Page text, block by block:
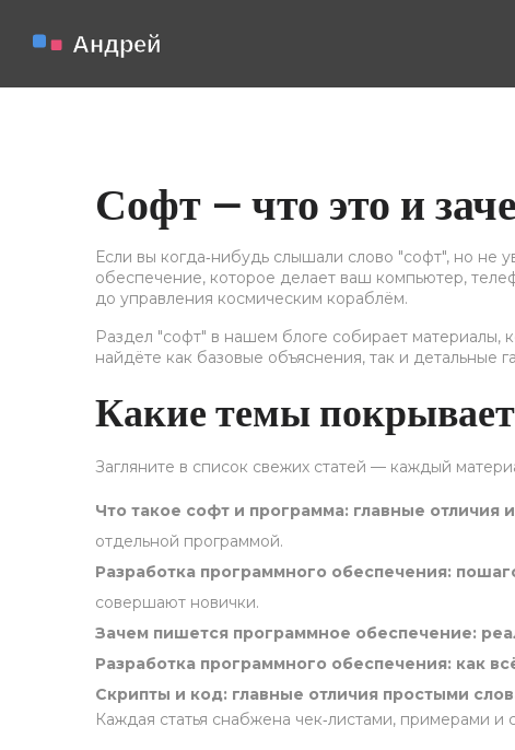
Софт — что это и
Если вы когда‑нибудь слышали слово "софт", но не
обеспечение, которое делает ваш компьютер,
до управления космическим кораблём.
Раздел "софт" в нашем блоге собирает материалы,
найдёте как базовые объяснения, так и детальные
Какие темы покрывает
Загляните в список свежих статей — каждый
Что такое софт и программа: главные отличия
отдельной программой.
Разработка программного обеспечения:
совершают новички.
Зачем пишется программное обеспечение:
Разработка программного обеспечения: как
Скрипты и код: главные отличия простыми
Каждая статья снабжена чек‑листами, примерами